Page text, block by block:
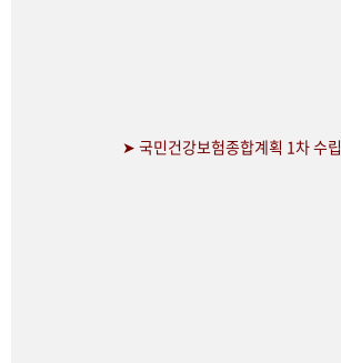
➤ 국민건강보험종합계획 1차 수립